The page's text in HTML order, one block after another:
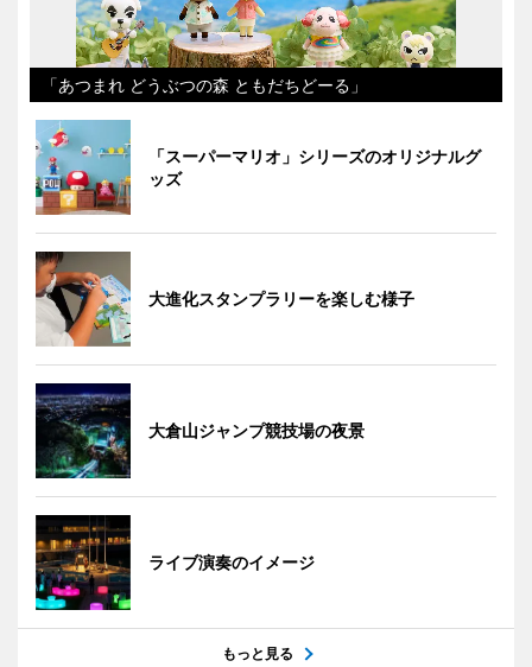
「あつまれ どうぶつの森 ともだちどーる」
「スーパーマリオ」シリーズのオリジナルグ
ッズ
大進化スタンプラリーを楽しむ様子
大倉山ジャンプ競技場の夜景
ライブ演奏のイメージ
もっと見る